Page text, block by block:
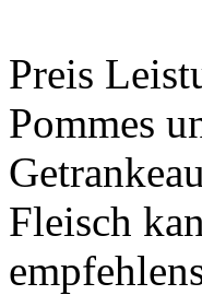
Preis
Pommes
Fleisch